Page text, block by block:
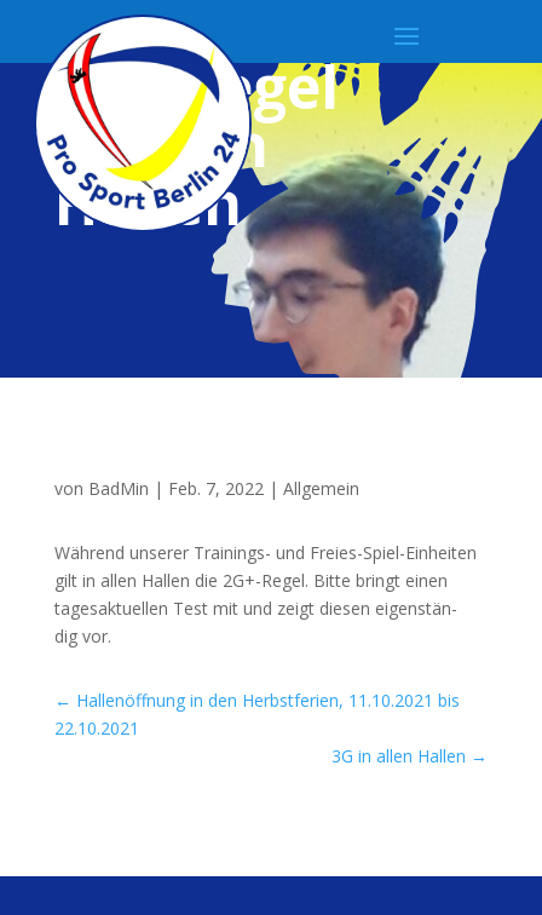
2G+-Regel
in allen
Hallen
von BadMin | Feb. 7, 2022| Allgemein
Wäh­rend unse­rer Trai­nings- und Frei­es-Spiel-Ein­hei­ten
gilt in allen Hal­len die 2G+-Regel. Bit­te bringt einen
tages­ak­tu­el­len Test mit und zeigt die­sen eigen­stän­
dig vor.
← Hallenöffnung in den Herbstferien, 11.10.2021 bis
22.10.2021
3G in allen Hallen →